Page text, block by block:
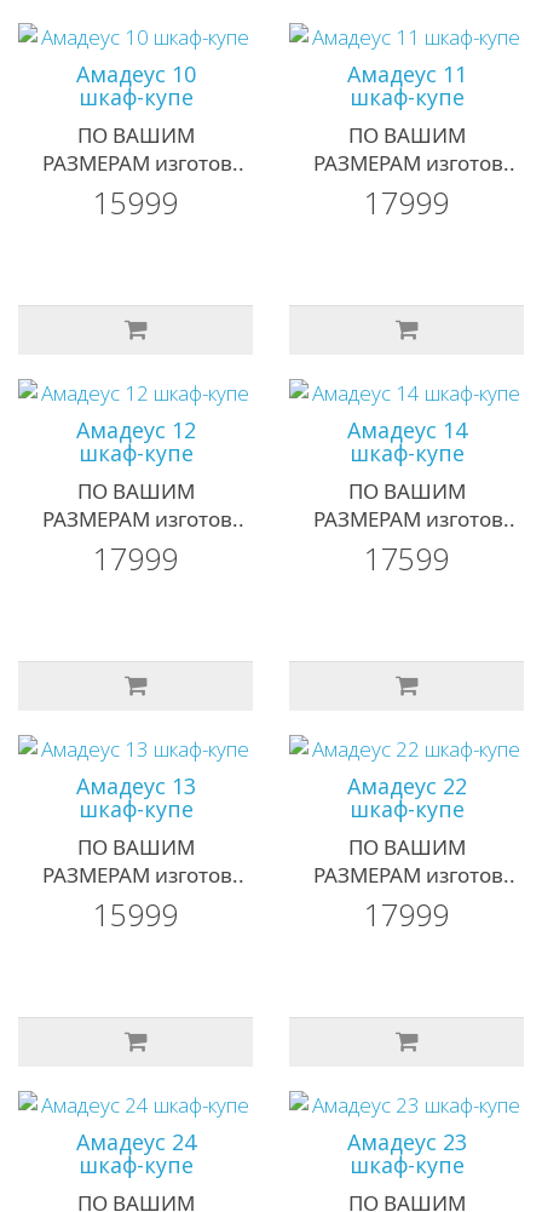
Амадеус 10
шкаф-купе
ПО ВАШИМ
РАЗМЕРАМ изготов..
15999
Амадеус 11
шкаф-купе
ПО ВАШИМ
РАЗМЕРАМ изготов..
17999
Амадеус 12
шкаф-купе
ПО ВАШИМ
РАЗМЕРАМ изготов..
17999
Амадеус 14
шкаф-купе
ПО ВАШИМ
РАЗМЕРАМ изготов..
17599
Амадеус 13
шкаф-купе
ПО ВАШИМ
РАЗМЕРАМ изготов..
15999
Амадеус 22
шкаф-купе
ПО ВАШИМ
РАЗМЕРАМ изготов..
17999
Амадеус 24
шкаф-купе
ПО ВАШИМ
Амадеус 23
шкаф-купе
ПО ВАШИМ